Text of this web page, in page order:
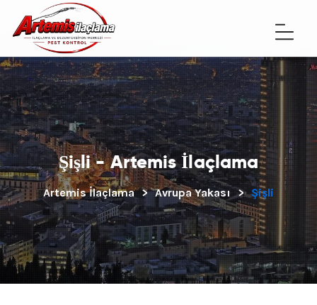
Şişli - Artemis İlaçlama
Artemis İlaçlama > Avrupa Yakası > Şişli